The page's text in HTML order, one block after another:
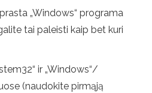
„Windows“ programa
tai paleisti kaip bet kuri
ir „Windows“/
(naudokite pirmąją